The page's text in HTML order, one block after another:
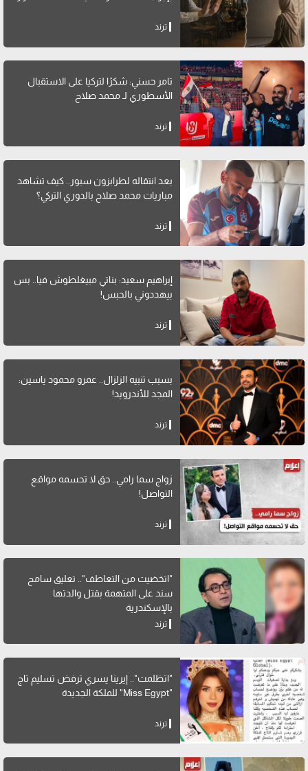
ترند
تامر حسني: شكرًا لتركيا على الاستقبال
الأسطوري لـ محمد صلاح
ترند
بعد انتقاله لطرابزون سبور.. كيف تشاهد
مباريات محمد صلاح بالدوري التركي؟
ترند
إبراهيم سعيد: بناتي مبيغلطوش فيا.. بس
بيهددوني بالحبس!
ترند
بسبب تنبيه الزلزال.. عمرو محمود ياسين:
المجد للأندرويد!
ترند
زواج سما رامي.. حق لا تحسمه مواقع
التواصل!
ترند
"اتخضيت من التعاطف".. تعليق سامح
سند على المتهمة بقتل والدتها
بالإسكندرية
ترند
"اتظلمت".. إيرينا يسري ترفض تسليم تاج
"Miss Egypt" للملكة الجديدة
ترند